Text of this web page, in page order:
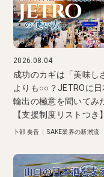
2026.08.04
成功のカギは「美味し
よりも○○？JETROに日
輸出の極意を聞いてみ
【支援制度リストつき】
卜部 奏音 |SAKE業界の新潮流